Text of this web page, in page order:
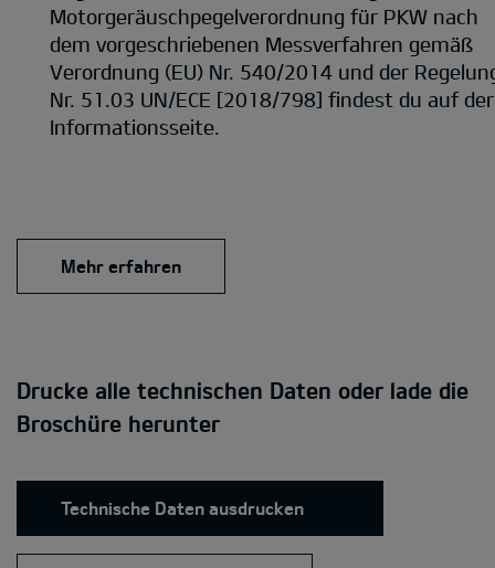
Motorgeräuschpegelverordnung für PKW nach
dem vorgeschriebenen Messverfahren gemäß
Verordnung (EU) Nr. 540/2014 und der
Nr. 51.03 UN/ECE [2018/798] findest du auf der
Informationsseite.
Mehr erfahren
Drucke alle technischen Daten oder lade die
Broschüre herunter
Technische Daten ausdrucken